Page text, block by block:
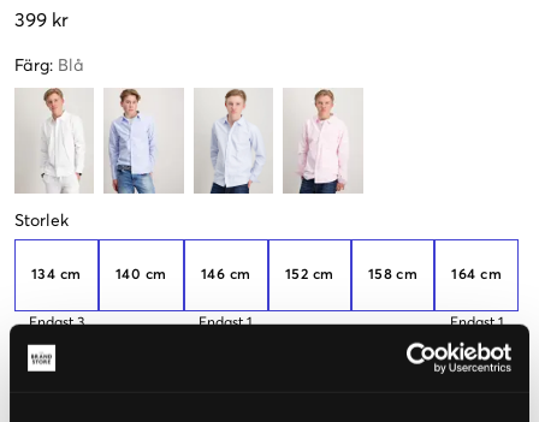
399 kr
Färg: Blå
Storlek
134 cm
Endast 3
140 cm 146 cm
Endast 1
152 cm 158 cm 164 cm
Endast 1